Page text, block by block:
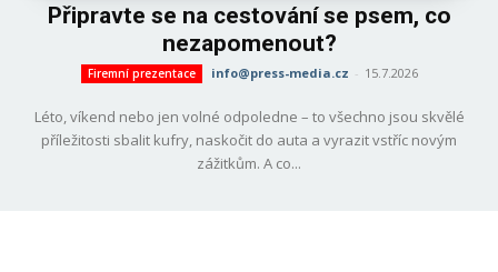
Připravte se na cestování se psem, co
nezapomenout?
Firemní prezentace info@press-media.cz - 15.7.2026
Léto, víkend nebo jen volné odpoledne – to všechno jsou skvělé
příležitosti sbalit kufry, naskočit do auta a vyrazit vstříc novým
zážitkům. A co...